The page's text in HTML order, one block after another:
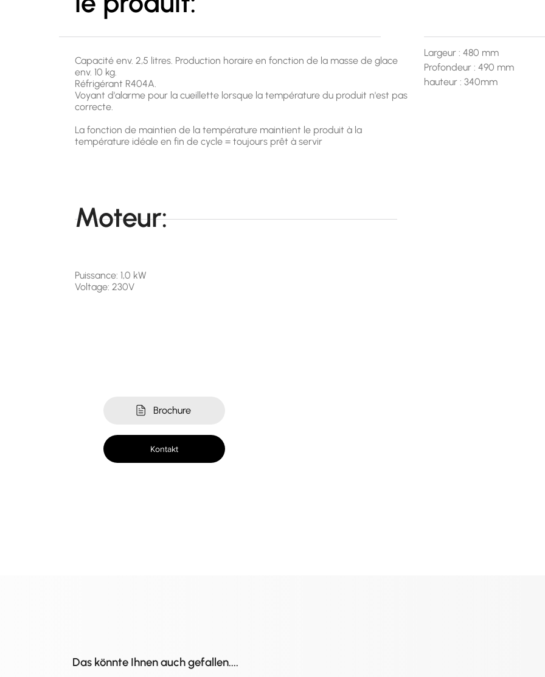
Brochure
Kontakt
Capacité env. 2,5 litres. Production horaire en fonction de la masse de glace
env. 10 kg.
Réfrigérant R404A.
Voyant d'alarme pour la cueillette lorsque la température du produit n'est pas
correcte.
La fonction de maintien de la température maintient le produit à la
température idéale en fin de cycle = toujours prêt à servir
Moteur:
Puissance: 1,0 kW
Voltage: 230V
Largeur : 480 mm
Profondeur : 490 mm
hauteur : 340mm
Das könnte Ihnen auch gefallen....